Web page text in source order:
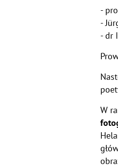
-
-
- dr
W